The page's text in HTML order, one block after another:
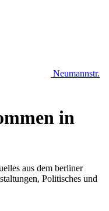
Neumannstr.
in
aus dem berliner
Politisches und